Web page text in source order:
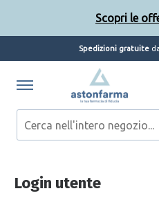
Spedizioni gratuite
Login utente
Scopri le